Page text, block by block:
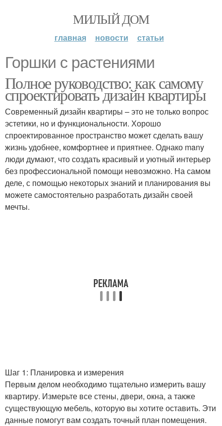
МИЛЫЙ ДОМ
главная новости статьи
Горшки с растениями
Полное руководство: как самому
спроектировать дизайн квартиры
Современный дизайн квартиры – это не только вопрос
эстетики, но и функциональности. Хорошо
спроектированное пространство может сделать вашу
жизнь удобнее, комфортнее и приятнее. Однако many
люди думают, что создать красивый и уютный интерьер
без профессиональной помощи невозможно. На самом
деле, с помощью некоторых знаний и планирования вы
можете самостоятельно разработать дизайн своей
мечты.
Шаг 1: Планировка и измерения
Первым делом необходимо тщательно измерить вашу
квартиру. Измерьте все стены, двери, окна, а также
существующую мебель, которую вы хотите оставить. Эти
данные помогут вам создать точный план помещения.